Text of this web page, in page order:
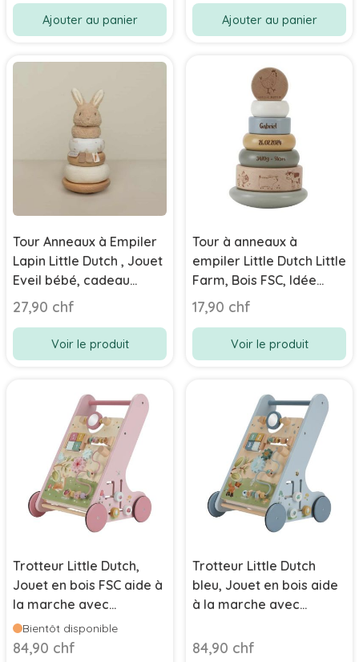
Ajouter au panier Ajouter au panier
Tour Anneaux à Empiler
Lapin Little Dutch , Jouet
Eveil bébé, cadeau
personnalisé
27,90 chf
Voir le produit
Tour à anneaux à
empiler Little Dutch Little
Farm, Bois FSC, Idée
Cadeau Naissance Bébé
17,90 chf
Voir le produit
Trotteur Little Dutch,
Jouet en bois FSC aide à
la marche avec
activités, rose, Livraison
gratuite
Bientôt disponible
84,90 chf
Trotteur Little Dutch
bleu, Jouet en bois aide
à la marche avec
gratuite
84,90 chf